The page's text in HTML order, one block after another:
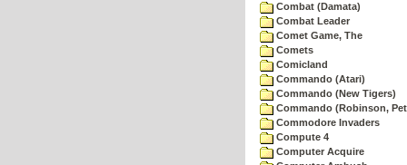
Combat (Damata)
Combat Leader
Comet Game, The
Comets
Comicland
Commando (Atari)
Commando (New Tigers)
Commando (Robinson,
Commodore Invaders
Compute 4
Computer Acquire